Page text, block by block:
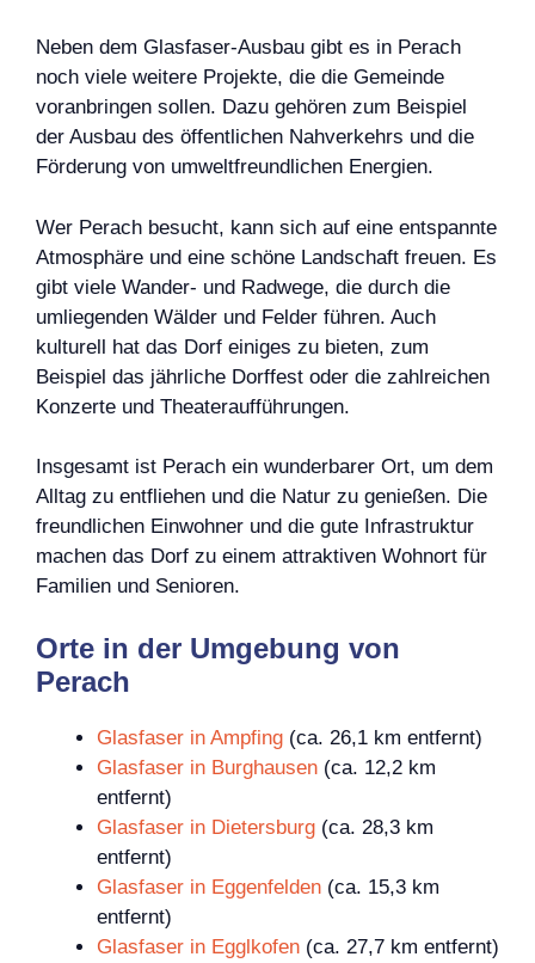
Neben dem Glasfaser-Ausbau gibt es in Perach
noch viele weitere Projekte, die die Gemeinde
voranbringen sollen. Dazu gehören zum Beispiel
der Ausbau des öffentlichen Nahverkehrs und die
Förderung von umweltfreundlichen Energien.
Wer Perach besucht, kann sich auf eine entspannte
Atmosphäre und eine schöne Landschaft freuen. Es
gibt viele Wander- und Radwege, die durch die
umliegenden Wälder und Felder führen. Auch
kulturell hat das Dorf einiges zu bieten, zum
Beispiel das jährliche Dorffest oder die zahlreichen
Konzerte und Theateraufführungen.
Insgesamt ist Perach ein wunderbarer Ort, um dem
Alltag zu entfliehen und die Natur zu genießen. Die
freundlichen Einwohner und die gute Infrastruktur
machen das Dorf zu einem attraktiven Wohnort für
Familien und Senioren.
Orte in der Umgebung von
Perach
Glasfaser in Ampfing (ca. 26,1 km entfernt)
Glasfaser in Burghausen (ca. 12,2 km
entfernt)
Glasfaser in Dietersburg (ca. 28,3 km
entfernt)
Glasfaser in Eggenfelden (ca. 15,3 km
entfernt)
Glasfaser in Egglkofen (ca. 27,7 km entfernt)